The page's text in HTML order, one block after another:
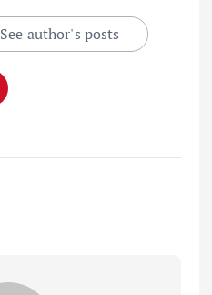
See author's posts